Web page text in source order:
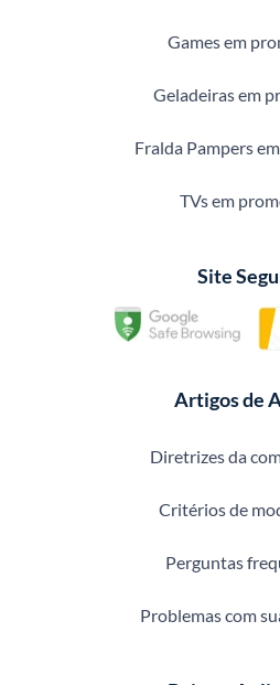
Games em
Geladeiras em
Fralda Pampers
TVs em
Site
Artigos de
Diretrizes da
Critérios de
Perguntas
Problemas com